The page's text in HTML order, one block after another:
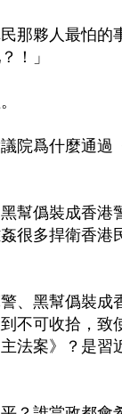
民那夥人最怕
！」
議院爲什麼通過
幫僞裝成香港
很多捍衛香港
警、黑幫僞裝成
不可收拾，致
法案》？是習